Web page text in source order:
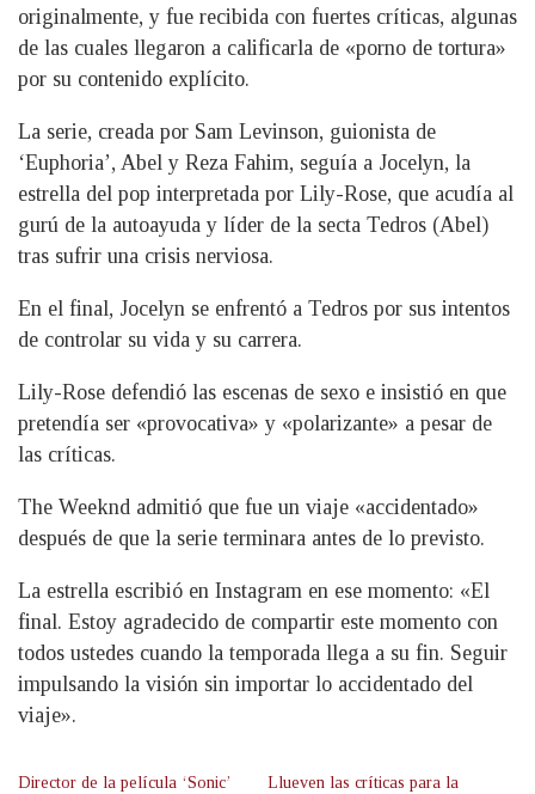
originalmente, y fue recibida con fuertes críticas, algunas
de las cuales llegaron a calificarla de «porno de tortura»
por su contenido explícito.
La serie, creada por Sam Levinson, guionista de
‘Euphoria’, Abel y Reza Fahim, seguía a Jocelyn, la
estrella del pop interpretada por Lily-Rose, que acudía al
gurú de la autoayuda y líder de la secta Tedros (Abel)
tras sufrir una crisis nerviosa.
En el final, Jocelyn se enfrentó a Tedros por sus intentos
de controlar su vida y su carrera.
Lily-Rose defendió las escenas de sexo e insistió en que
pretendía ser «provocativa» y «polarizante» a pesar de
las críticas.
The Weeknd admitió que fue un viaje «accidentado»
después de que la serie terminara antes de lo previsto.
La estrella escribió en Instagram en ese momento: «El
final. Estoy agradecido de compartir este momento con
todos ustedes cuando la temporada llega a su fin. Seguir
impulsando la visión sin importar lo accidentado del
viaje».
Director de la película ‘Sonic’ Llueven las críticas para la